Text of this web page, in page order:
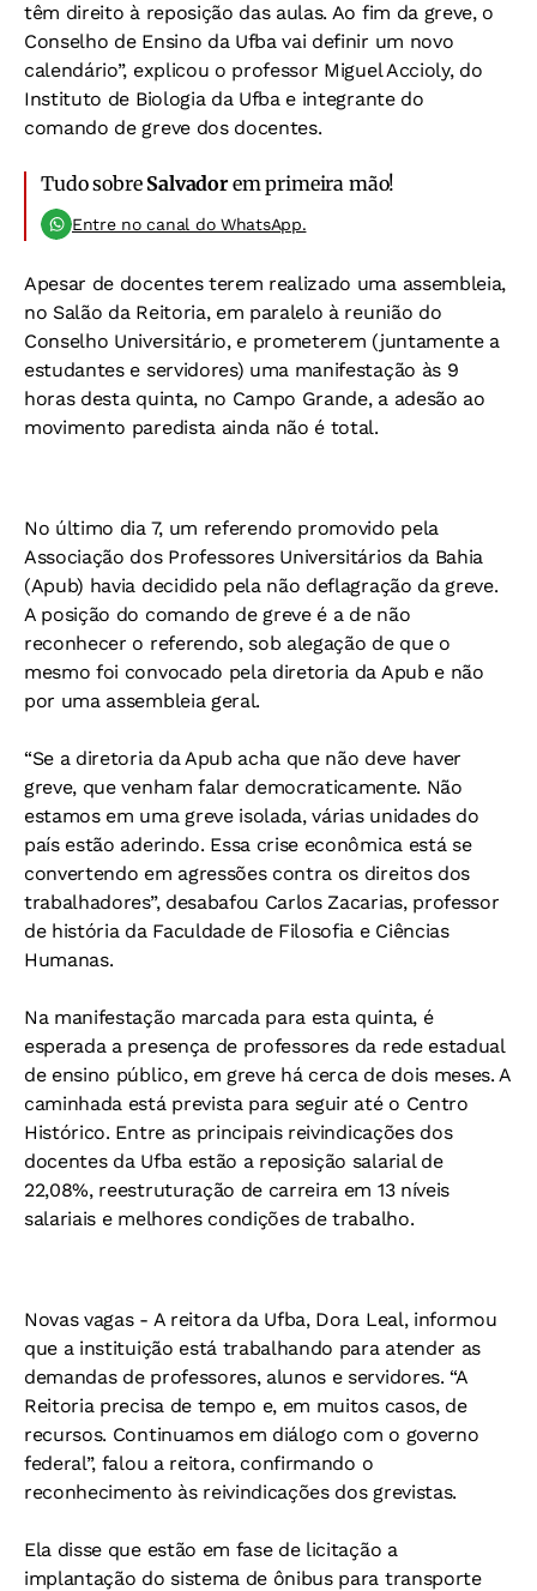
têm direito à reposição das aulas. Ao fim da greve, o
Conselho de Ensino da Ufba vai definir um novo
calendário”, explicou o professor Miguel Accioly, do
Instituto de Biologia da Ufba e integrante do
comando de greve dos docentes.
Tudo sobre Salvadorem primeira mão!
Entre no canal do WhatsApp.
Apesar de docentes terem realizado uma assembleia,
no Salão da Reitoria, em paralelo à reunião do
Conselho Universitário, e prometerem (juntamente a
estudantes e servidores) uma manifestação às 9
horas desta quinta, no Campo Grande, a adesão ao
movimento paredista ainda não é total.
No último dia 7, um referendo promovido pela
Associação dos Professores Universitários da Bahia
(Apub) havia decidido pela não deflagração da greve.
A posição do comando de greve é a de não
reconhecer o referendo, sob alegação de que o
mesmo foi convocado pela diretoria da Apub e não
por uma assembleia geral.
“Se a diretoria da Apub acha que não deve haver
greve, que venham falar democraticamente. Não
estamos em uma greve isolada, várias unidades do
país estão aderindo. Essa crise econômica está se
convertendo em agressões contra os direitos dos
trabalhadores”, desabafou Carlos Zacarias, professor
de história da Faculdade de Filosofia e Ciências
Humanas.
Na manifestação marcada para esta quinta, é
esperada a presença de professores da rede estadual
de ensino público, em greve há cerca de dois meses. A
caminhada está prevista para seguir até o Centro
Histórico. Entre as principais reivindicações dos
docentes da Ufba estão a reposição salarial de
22,08%, reestruturação de carreira em 13 níveis
salariais e melhores condições de trabalho.
Novas vagas - A reitora da Ufba, Dora Leal, informou
que a instituição está trabalhando para atender as
demandas de professores, alunos e servidores. “A
Reitoria precisa de tempo e, em muitos casos, de
recursos. Continuamos em diálogo com o governo
federal”, falou a reitora, confirmando o
reconhecimento às reivindicações dos grevistas.
Ela disse que estão em fase de licitação a
implantação do sistema de ônibus para transporte